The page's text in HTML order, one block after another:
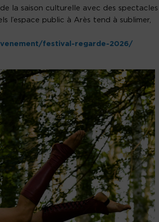
la saison culturelle avec des
l’espace public à Arès tend à sublimer,
festival-regarde-2026/